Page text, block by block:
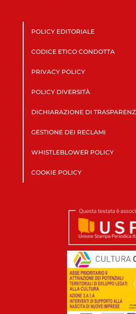
POLICY EDITORIALE
CODICE ETICO CONDOTTA
PRIVACY POLICY
POLICY DIVERSITÀ
DICHIARAZIONE DI
GESTIONE DEI RECLAMI
WHISTLEBLOWER POLICY
COOKIE POLICY